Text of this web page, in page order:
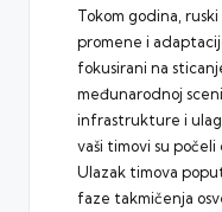
Tokom godina,
promene i
fokusirani na
međunarodnoj
infrastrukture i
vaši timovi su
Ulazak timova
faze takmičenja